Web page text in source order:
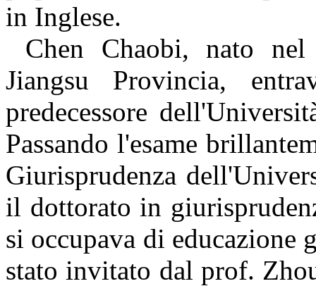
in Inglese.
Chen Chaobi,nato
Jiangsu Provincia,
predecessore
Passando l'esame
Giurisprudenza
il dottorato in
si occupava di
stato invitato dal prof.